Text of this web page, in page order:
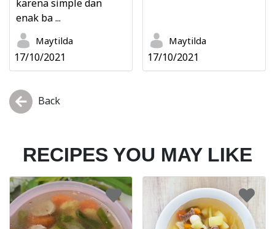
karena simple dan
enak ba ...
Maytilda
17/10/2021
Maytilda
17/10/2021
Back
RECIPES YOU MAY LIKE